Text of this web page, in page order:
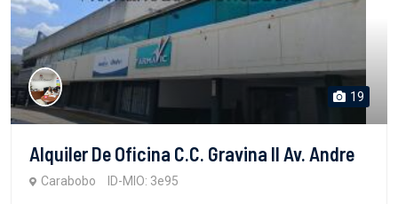
19
Alquiler De Oficina C.C. Gravina II Av. Andre
Carabobo ID-MIO: 3e95